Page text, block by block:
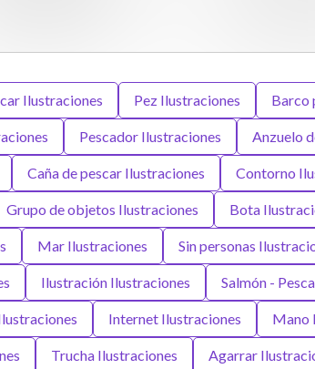
Ilustraciones Pez Ilustraciones Barco
Pescador Ilustraciones Anzuelo
Caña de pescar Ilustraciones Contorno
Grupo de objetos Ilustraciones Bota
Mar Ilustraciones Sin personas
Ilustración Ilustraciones Salmón -
Internet Ilustraciones Mano
Trucha Ilustraciones Agarrar